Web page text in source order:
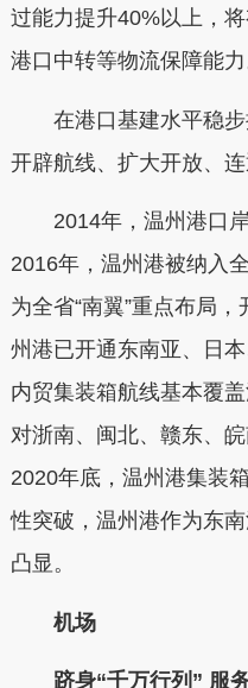
过能力提升40%以上，
港口中转等物流保障能力
在港口基建水平稳步
开辟航线、扩大开放、连
2014年，温州港口岸
2016年，温州港被纳入
为全省“南翼”重点布局
州港已开通东南亚、日
内贸集装箱航线基本覆
对浙南、闽北、赣东、
2020年底，温州港集装
性突破，温州港作为东
凸显。
机场
跻身“千万行列” 服